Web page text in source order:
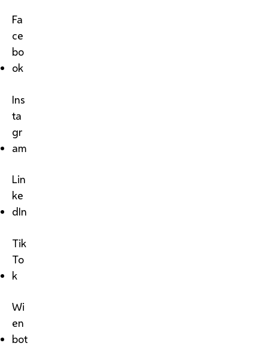
Fa
ce
bo
ok
Ins
ta
gr
am
Lin
ke
dIn
Tik
To
k
Wi
en
bot